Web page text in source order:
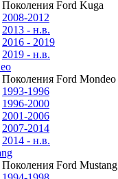
Поколения Ford Kuga
2008-2012
2013 - н.в.
2016 - 2019
2019 - н.в.
Поколения Ford Mondeo
1993-1996
1996-2000
2001-2006
2007-2014
2014 - н.в.
Поколения Ford Mustang